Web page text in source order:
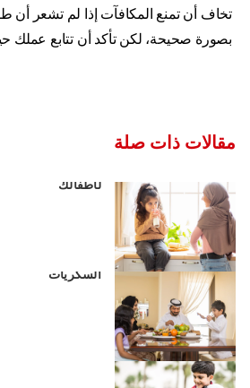
تخاف أن تمنع المكافآت إذا لم تشعر أن
بصورة صحيحة، لكن تأكد أن تتابع عملك
مقالات ذات صلة
لأطفالك
السكريات